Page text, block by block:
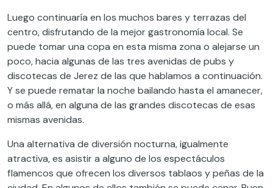
Luego continuaría en los muchos bares y terrazas del
centro, disfrutando de la mejor gastronomía local. Se
puede tomar una copa en esta misma zona o alejarse un
poco, hacia algunas de las tres avenidas de pubs y
discotecas de Jerez de las que hablamos a continuación.
Y se puede rematar la noche bailando hasta el amanecer,
o más allá, en alguna de las grandes discotecas de esas
mismas avenidas.
Una alternativa de diversión nocturna, igualmente
atractiva, es asistir a alguno de los espectáculos
flamencos que ofrecen los diversos tablaos y peñas de la